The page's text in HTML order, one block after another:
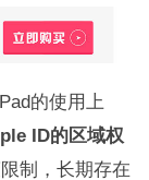
的使用上
ID的区域权
制，长期存在